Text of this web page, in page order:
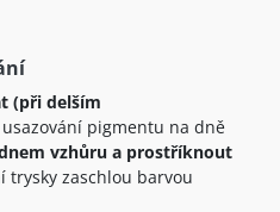
(při delším
pigmentu na dně
vzhůru a prostříknout
trysky zaschlou barvou